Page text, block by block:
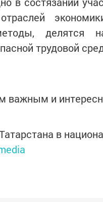
делятся
трудовой
важным и
в